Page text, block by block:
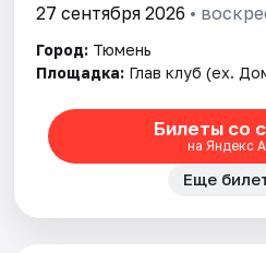
Рейтинги
27 сентября 2026 •
Город: Тюмень
Площадка: Глав клуб (ex.
Билеты со
на Яндекс
Еще